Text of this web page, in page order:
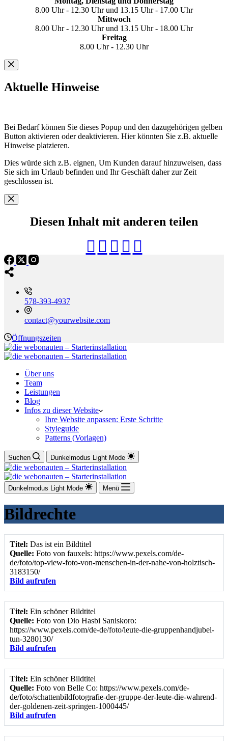
8.00 Uhr - 12.30 Uhr und 13.15 Uhr - 17.00 Uhr
Mittwoch
8.00 Uhr - 12.30 Uhr und 13.15 Uhr - 18.00 Uhr
Freitag
8.00 Uhr - 12.30 Uhr
Aktuelle Hinweise
Bei Bedarf können Sie dieses Popup und den dazugehörigen gelben
Button aktivieren oder deaktivieren. Hier könnten Sie z.B. aktuelle
Hinweise platzieren.
Dies würde sich z.B. eignen, Um Kunden darauf hinzuweisen, dass
Sie sich im Urlaub befinden und Ihr Geschäft daher zur Zeit
geschlossen ist.
Diesen Inhalt mit anderen teilen
578-393-4937
contact@yourwebsite.com
Öffnungszeiten
Über uns
Team
Leistungen
Blog
Infos zu dieser Website
Ihre Website anpassen: Erste Schritte
Styleguide
Patterns (Vorlagen)
Suchen Dunkelmodus Light Mode
Dunkelmodus Light Mode Menü
Bildrechte
Titel: Das ist ein Bildtitel
Quelle: Foto von fauxels: https://www.pexels.com/de-
de/foto/top-view-foto-von-menschen-in-der-nahe-von-holztisch-
3183150/
Bild aufrufen
Titel: Ein schöner Bildtitel
Quelle: Foto von Dio Hasbi Saniskoro:
https://www.pexels.com/de-de/foto/leute-die-gruppenhandjubel-
tun-3280130/
Bild aufrufen
Titel: Ein schöner Bildtitel
Quelle: Foto von Belle Co: https://www.pexels.com/de-
de/foto/schattenbildfotografie-der-gruppe-der-leute-die-wahrend-
der-goldenen-zeit-springen-1000445/
Bild aufrufen